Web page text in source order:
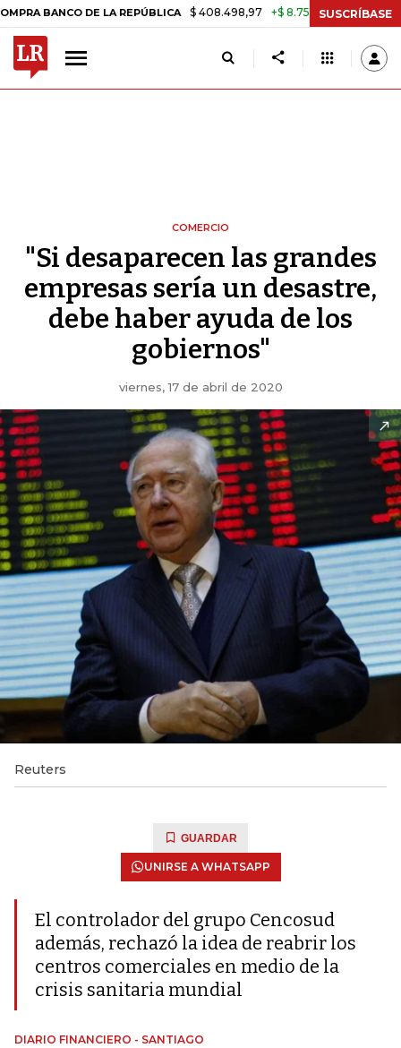
DE LA REPÚBLICA $ 408.498,97 +$ 8.753,81 +2,19% TASA DE
SUSCRÍBASE
COMERCIO
"Si desaparecen las grandes
empresas sería un desastre,
debe haber ayuda de los
gobiernos"
viernes, 17 de abril de 2020
Reuters
GUARDAR
UNIRSE A WHATSAPP
El controlador del grupo Cencosud
además, rechazó la idea de reabrir los
centros comerciales en medio de la
crisis sanitaria mundial
DIARIO FINANCIERO - SANTIAGO